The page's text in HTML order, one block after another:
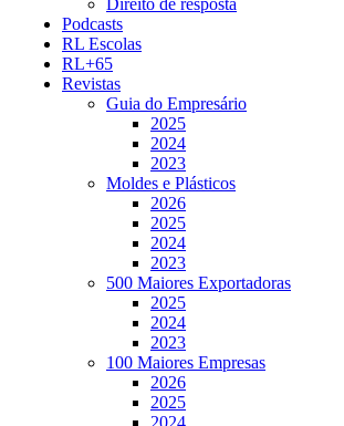
Direito de resposta
Podcasts
RL Escolas
RL+65
Revistas
Guia do Empresário
2025
2024
2023
Moldes e Plásticos
2026
2025
2024
2023
500 Maiores Exportadoras
2025
2024
2023
100 Maiores Empresas
2026
2025
2024